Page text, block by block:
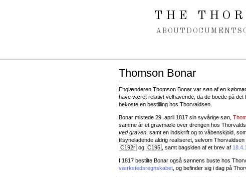
THE
ABOUT DOCUMENTS
Thomson Bonar
Englænderen Thomson Bonar var søn af en
have været relativt velhavende, da de boede på det
bekoste en bestilling hos Thorvaldsen.
Bonar mistede 29. april 1817 sin syvårige søn,
samme år et gravmæle over drengen hos
ved graven , samt en indskrift og to våbenskjold,
tilsyneladende aldrig realiseret, selvom
C192r og C195 , samt bagsiden af et brev af
I 1817 bestilte Bonar også sønnens buste hos
værkstedsregnskabet , og befinder sig i dag på